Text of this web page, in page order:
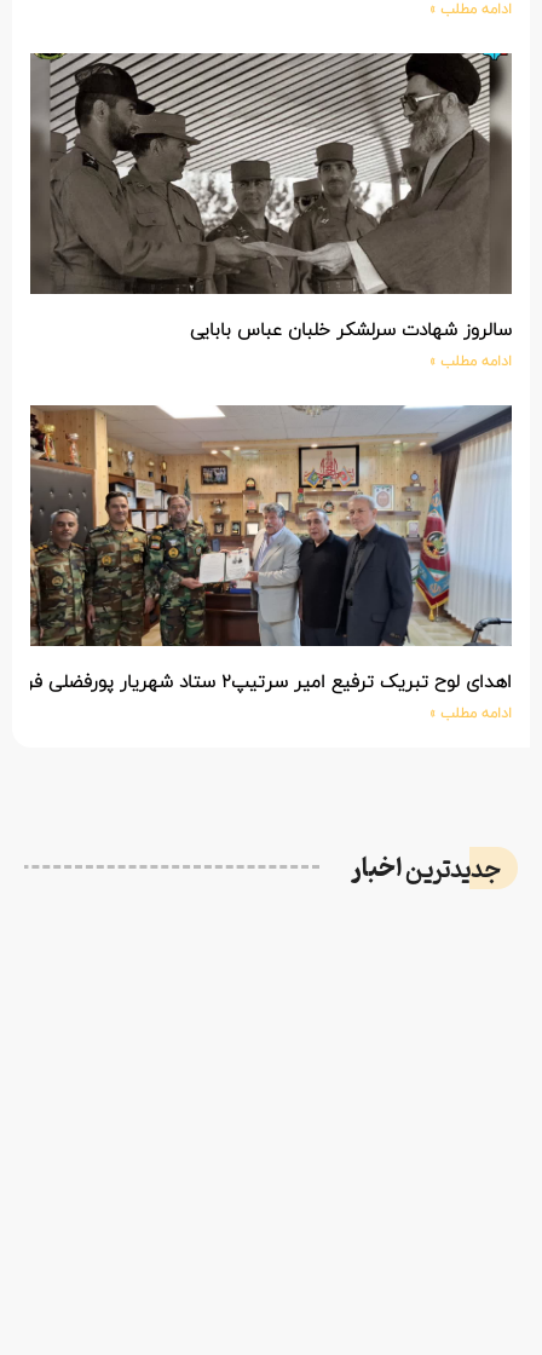
ادامه مطلب »
سالروز شهادت سرلشکر خلبان عباس بابایی
ادامه مطلب »
اهدای لوح تبریک ترفیع امیر سرتیپ۲ ستاد شهریار پورفضلی فرمانده تیپ ۳۶۴ شهید نصیرزاده نزاجا مستقر در مهاباد
ادامه مطلب »
جدیدتریناخبار